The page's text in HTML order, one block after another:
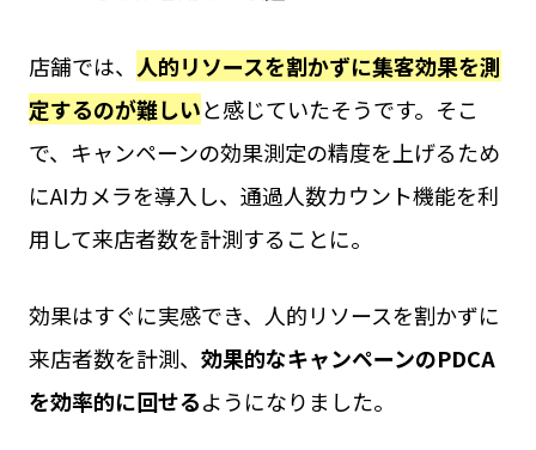
店舗では、 人的リソースを割かずに集客効果を測
定するのが難しいと感じていたそうです。そこ
で、キャンペーンの効果測定の精度を上げるため
にAIカメラを導入し、通過人数カウント機能を利
用して来店者数を計測することに。
効果はすぐに実感でき、人的リソースを割かずに
来店者数を計測、 効果的なキャンペーンのPDCA
を効率的に回せるようになりました。